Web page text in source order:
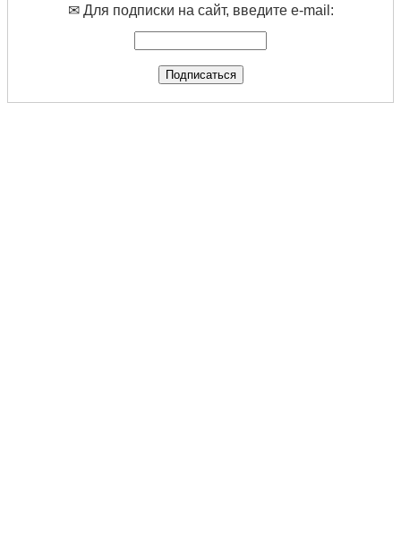
✉ Для подписки на сайт, введите e-mail: